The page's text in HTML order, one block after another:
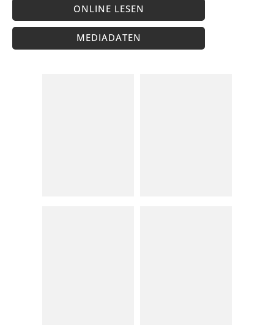
ONLINE LESEN
MEDIADATEN